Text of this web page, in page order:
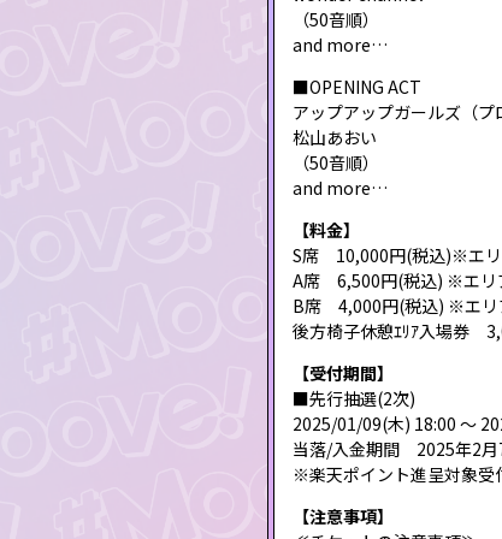
（50音順）
and more…
■OPENING ACT
アップアップガールズ（プ
松山あおい
（50音順）
and more…
【料金】
S席 10,000円(税込)※エ
A席 6,500円(税込) ※エリ
B席 4,000円(税込) ※エリ
後方椅子休憩ｴﾘｱ入場券
【受付期間】
■先行抽選(2次)
2025/01/09(木) 18:00 〜
当落/入金期間 2025年2月
※楽天ポイント進呈対象受
【注意事項】